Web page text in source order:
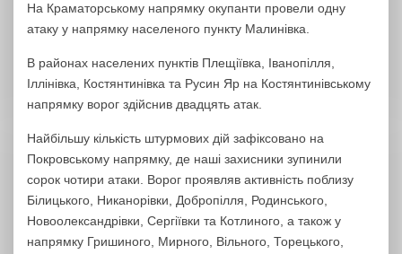
На Краматорському напрямку окупанти провели одну
атаку у напрямку населеного пункту Малинівка.
В районах населених пунктів Плещіївка, Іванопілля,
Іллінівка, Костянтинівка та Русин Яр на Костянтинівському
напрямку ворог здійснив двадцять атак.
Найбільшу кількість штурмових дій зафіксовано на
Покровському напрямку, де наші захисники зупинили
сорок чотири атаки. Ворог проявляв активність поблизу
Білицького, Никанорівки, Добропілля, Родинського,
Новоолександрівки, Сергіївки та Котлиного, а також у
напрямку Гришиного, Мирного, Вільного, Торецького,